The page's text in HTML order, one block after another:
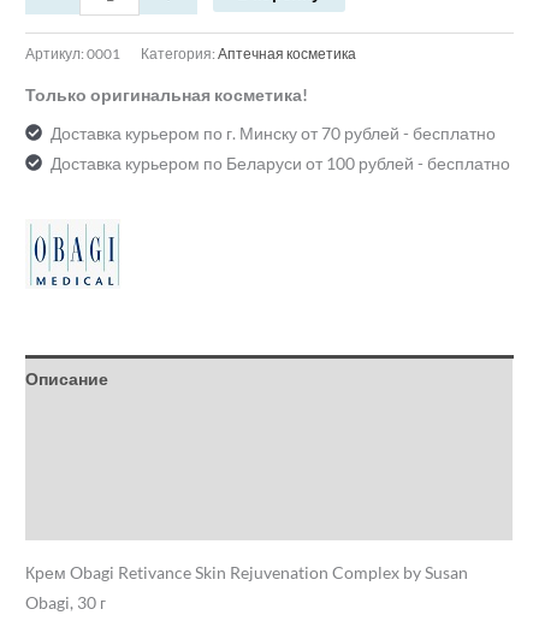
Артикул:0001 Категория:Аптечная косметика
Только оригинальная косметика!
Доставка курьером по г. Минску от 70 рублей - бесплатно
Доставка курьером по Беларуси от 100 рублей - бесплатно
Описание
Крем Obagi Retivance Skin Rejuvenation Complex by Susan
Obagi, 30 г